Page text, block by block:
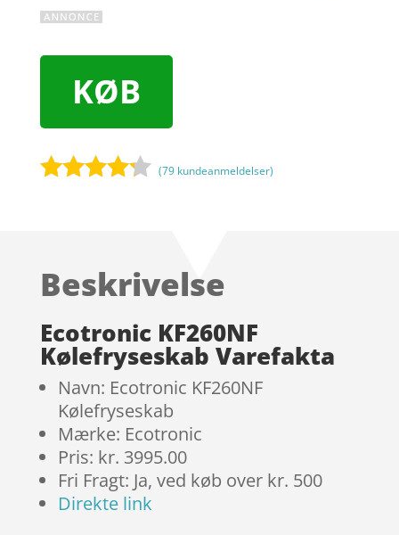
KØB
på
mmelser
(79 kundeanmeldelser)
Beskrivelse
Ecotronic KF260NF
Kølefryseskab Varefakta
Navn: Ecotronic KF260NF
Kølefryseskab
Mærke: Ecotronic
Pris: kr. 3995.00
Fri Fragt: Ja, ved køb over kr. 500
Direkte link